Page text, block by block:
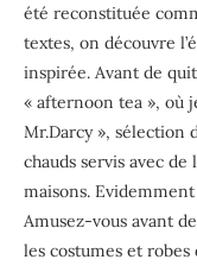
été reconstituée
textes, on découvre
inspirée. Avant de
« afternoon tea », où
Mr.Darcy », sélection
chauds servis avec
maisons.
Amusez-vous avant
les costumes et robes